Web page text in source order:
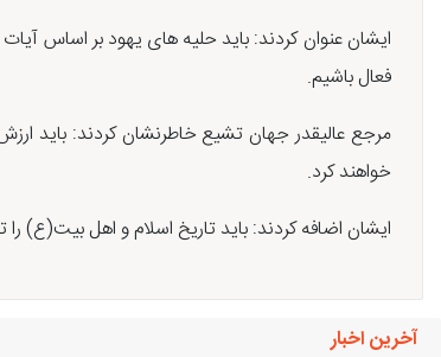
ایشان عنوان کردند: باید حلیه های یهود بر اساس
فعال باشیم.
مرجع عالیقدر جهان تشیع خاطرنشان کردند: باید ارزش
خواهند کرد.
ایشان اضافه کردند: باید تاریخ اسلام و اهل بیت(ع) را
آخرین اخبار